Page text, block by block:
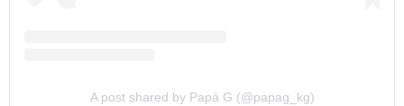
A post shared by Papá G (@papag_kg)